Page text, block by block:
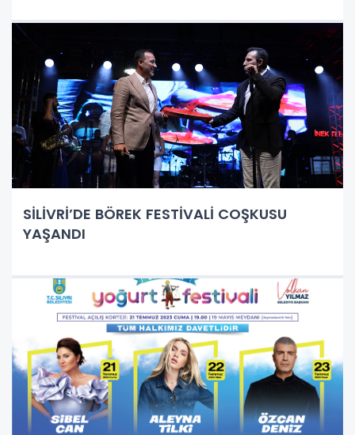
SİLİVRİ’DE BÖREK FESTİVALİ COŞKUSU
YAŞANDI